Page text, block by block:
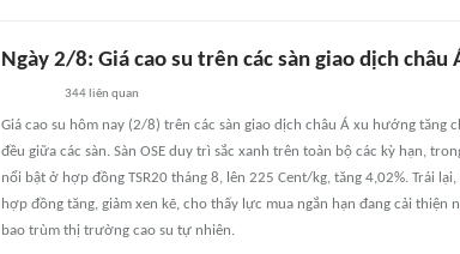
Ngày 2/8: Giá cao su trên các sàn giao dịch châu
344 liên quan
Giá cao su hôm nay (2/8) trên các sàn giao dịch châu Á xu hướng tăng
đều giữa các sàn. Sàn OSE duy trì sắc xanh trên toàn bộ các kỳ hạn,
nổi bật ở hợp đồng TSR20 tháng 8, lên 225 Cent/kg, tăng 4,02%. Trái lại,
hợp đồng tăng, giảm xen kẽ, cho thấy lực mua ngắn hạn đang cải thiện
bao trùm thị trường cao su tự nhiên.